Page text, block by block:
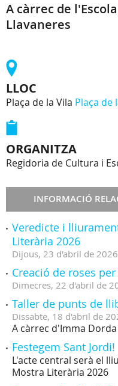
A càrrec de
Llavaneres
LLOC
Plaça de la Vila Plaça de
ORGANITZA
Regidoria de Cultura i
INFORMACIÓ
Veredicte i
Literària 2026
Dijous, 23 d'abril de 2026
Creació de roses per
Dimecres, 22 d'abril de
Taller de punts de
Dissabte, 18 d'abril de
A càrrec d'Imma Dorda
Festegem Sant Jordi!
L'acte central serà el
Mostra Literària 2026